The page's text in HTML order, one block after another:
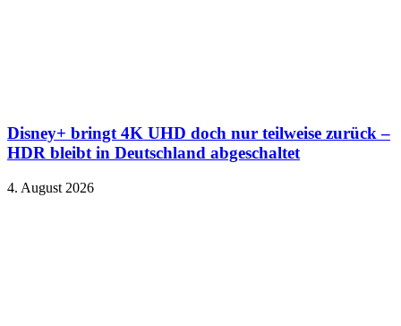
Disney+ bringt 4K UHD doch nur teilweise zurück –
HDR bleibt in Deutschland abgeschaltet
4. August 2026